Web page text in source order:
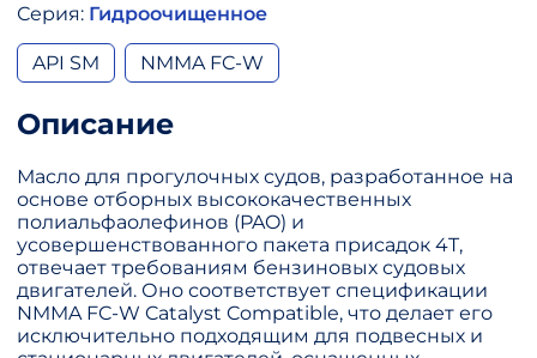
Серия: Гидроочищенное
API SM NMMA FC-W
Описание
Масло для прогулочных судов, разработанное на
основе отборных высококачественных
полиальфаолефинов (PAO) и
усовершенствованного пакета присадок 4T,
отвечает требованиям бензиновых судовых
двигателей. Оно соответствует спецификации
NMMA FC-W Catalyst Compatible, что делает его
исключительно подходящим для подвесных и